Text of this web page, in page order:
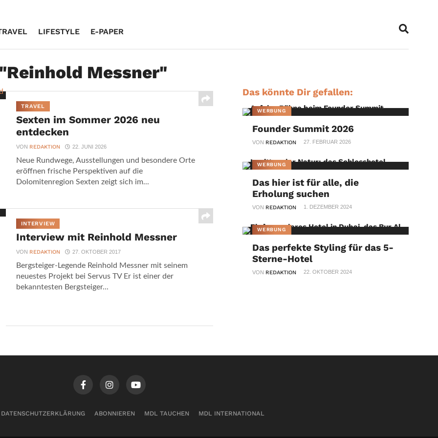
LIFESTYLE E-PAPER
Messner"
TRAVEL
Sexten im Sommer 2026 neu
entdecken
VON REDAKTION 22. JUNI 2026
Neue Rundwege, Ausstellungen und besondere Orte
eröffnen frische Perspektiven auf die
Dolomitenregion Sexten zeigt sich im...
INTERVIEW
Interview mit Reinhold Messner
VON REDAKTION 27. OKTOBER 2017
Bergsteiger-Legende Reinhold Messner mit seinem
neuestes Projekt bei Servus TV Er ist einer der
bekanntesten Bergsteiger...
Das könnte Dir gefallen:
WERBUNG
Founder Summit 2026
VON REDAKTION 27. FEBRUAR 2026
WERBUNG
Das hier ist für alle, die
Erholung suchen
VON REDAKTION 1. DEZEMBER 2024
WERBUNG
Das perfekte Styling für das 5-
Sterne-Hotel
VON REDAKTION 22. OKTOBER 2024
DATENSCHUTZERKLÄRUNG ABONNIEREN MDL TAUCHEN MDL INTERNATIONAL